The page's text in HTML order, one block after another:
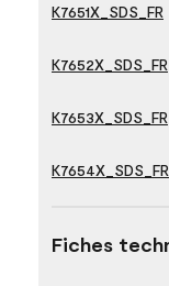
K7651X_SDS_FR
K7652X_SDS_FR
K7653X_SDS_FR
K7654X_SDS_FR
Fiches